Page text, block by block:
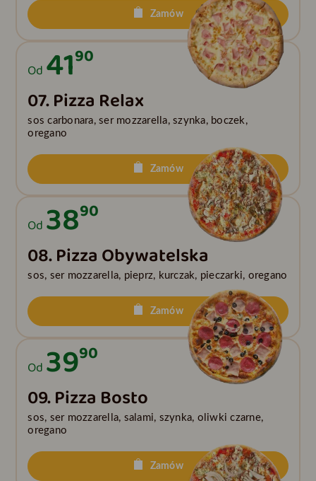
Zamów
Od 4190
07. Pizza Relax
sos carbonara, ser mozzarella, szynka, boczek,
oregano
Zamów
Od 3890
08. Pizza Obywatelska
sos, ser mozzarella, pieprz, kurczak, pieczarki, oregano
Zamów
Od 3990
09. Pizza Bosto
sos, ser mozzarella, salami, szynka, oliwki czarne,
oregano
Zamów